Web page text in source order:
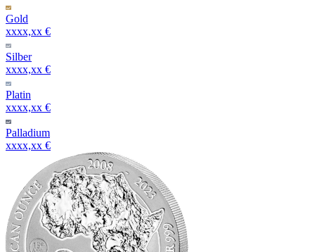
Gold
xxxx,xx €
Silber
xxxx,xx €
Platin
xxxx,xx €
Palladium
xxxx,xx €